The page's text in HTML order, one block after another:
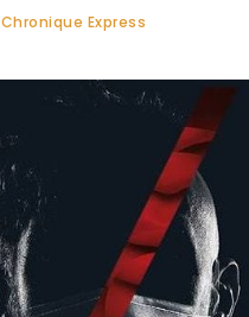
Chronique Express